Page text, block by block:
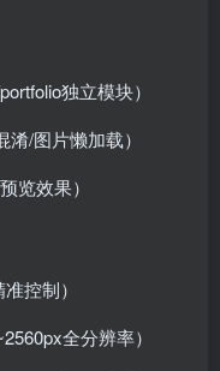
独立模块）
/图片懒加载）
览效果）
控制）
全分辨率）